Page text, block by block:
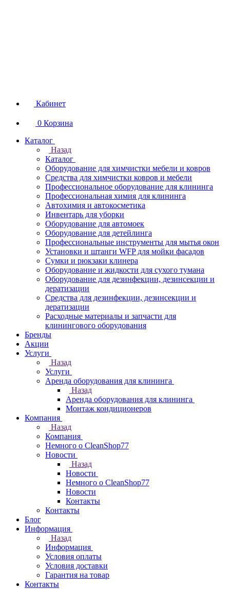
Кабинет
0 Корзина
Каталог
Назад
Каталог
Оборудование для химчистки мебели и ковров
Средства для химчистки ковров и мебели
Профессиональное оборудование для клининга
Профессиональная химия для клининга
Автохимия и автокосметика
Инвентарь для уборки
Оборудование для автомоек
Оборудование для детейлинга
Профессиональные инструменты для мытья окон
Установки и штанги WFP для мойки фасадов
Сумки и рюкзаки клинера
Оборудование и жидкости для сухого тумана
Оборудование для дезинфекции, дезинсекции и
дератизации
Средства для дезинфекции, дезинсекции и
дератизации
Расходные материалы и запчасти для
клинингового оборудования
Бренды
Акции
Услуги
Назад
Услуги
Аренда оборудования для клининга
Назад
Аренда оборудования для клининга
Монтаж кондиционеров
Компания
Назад
Компания
Немного о CleanShop77
Новости
Назад
Новости
Немного о CleanShop77
Новости
Контакты
Контакты
Блог
Информация
Назад
Информация
Условия оплаты
Условия доставки
Гарантия на товар
Контакты